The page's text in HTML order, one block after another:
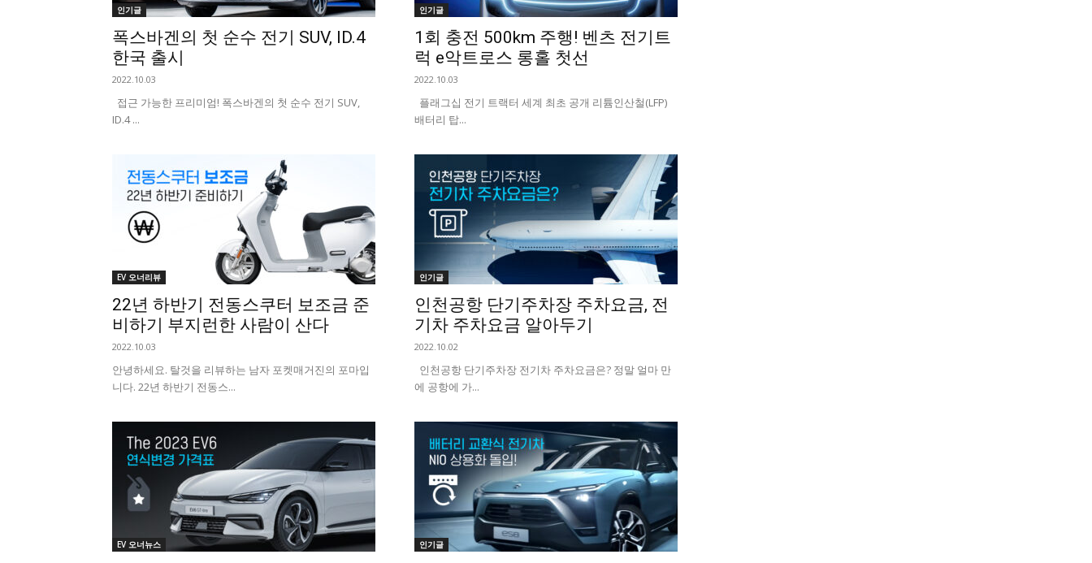
인기글
폭스바겐의 첫 순수 전기 SUV, ID.4
한국 출시
2022.10.03
접근 가능한 프리미엄! 폭스바겐의 첫 순수 전기 SUV,
ID.4 ...
인기글
1회 충전 500km 주행! 벤츠 전기트
럭 e악트로스 롱홀 첫선
2022.10.03
플래그십 전기 트랙터 세계 최초 공개 리튬인산철(LFP)
배터리 탑...
EV 오너리뷰
22년 하반기 전동스쿠터 보조금 준
비하기 부지런한 사람이 산다
2022.10.03
안녕하세요. 탈것을 리뷰하는 남자 포켓매거진의 포마입
니다. 22년 하반기 전동스...
인기글
인천공항 단기주차장 주차요금, 전
기차 주차요금 알아두기
2022.10.02
인천공항 단기주차장 전기차 주차요금은? 정말 얼마 만
에 공항에 가...
EV 오너뉴스 인기글